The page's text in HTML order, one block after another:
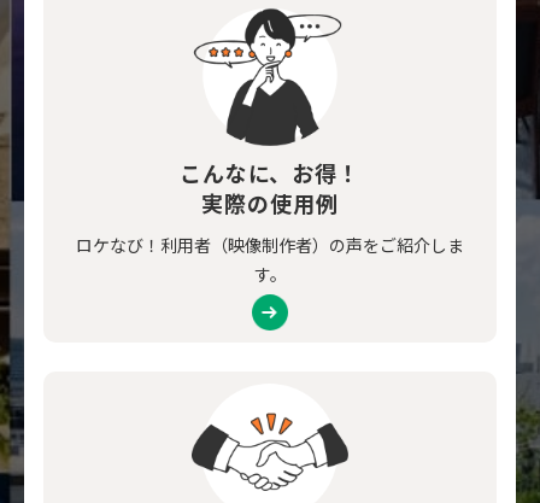
こんなに、お得！
実際の使用例
ロケなび！利用者（映像制作者）の声をご紹介しま
す。